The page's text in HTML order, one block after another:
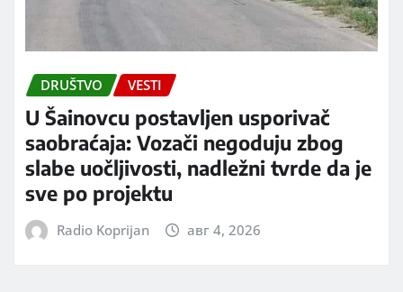
DRUŠTVO VESTI
U Šainovcu postavljen usporivač
saobraćaja: Vozači negoduju zbog
slabe uočljivosti, nadležni tvrde da je
sve po projektu
Radio Koprijan авг 4, 2026